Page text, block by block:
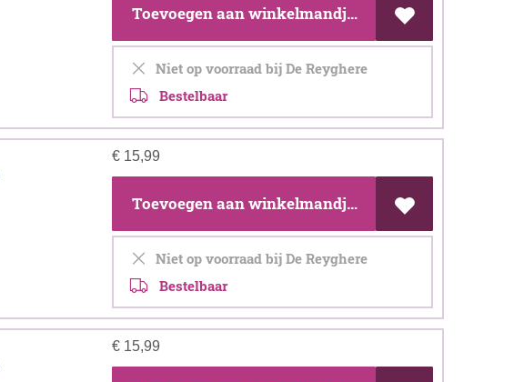
Toevoegen aan winkelmandje
Niet op voorraad bij De Reyghere
Bestelbaar
€15,99
Toevoegen aan winkelmandje
Niet op voorraad bij De Reyghere
Bestelbaar
€15,99